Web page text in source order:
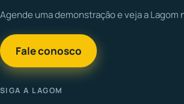
Agende uma demonstração e veja a Lagom
Fale conosco
SIGA A LAGOM